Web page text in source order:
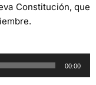
Constitución, que
00:00